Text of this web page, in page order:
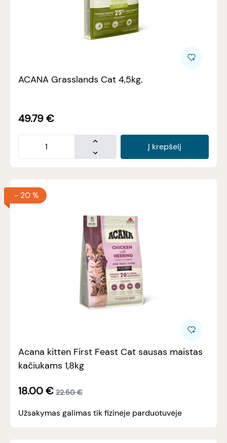
ACANA Grasslands Cat 4,5kg.
49.79€
Į krepšelį
- 20 %
Acana kitten First Feast Cat sausas maistas
kačiukams 1,8kg
18.00€ 22.50 €
Užsakymas galimas tik fizinėje parduotuvėje